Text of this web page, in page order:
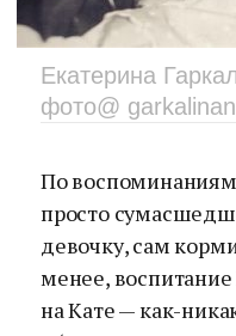
Екатерина
фото@
По
просто
девочку, сам
менее,
на Кате — как-